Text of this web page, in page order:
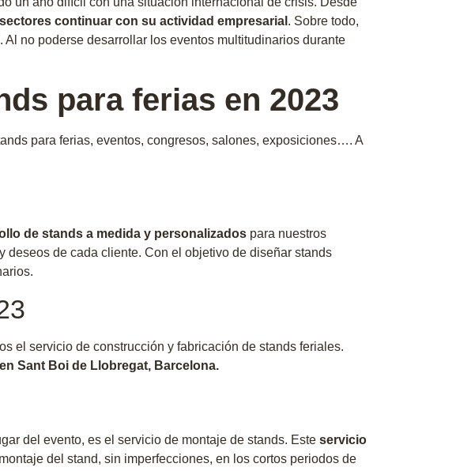
continuar con su actividad empresarial . Sobre todo,
no poderse desarrollar los eventos multitudinarios durante
para ferias en 2023
para ferias, eventos, congresos, salones, exposiciones…. A
de stands a medida y personalizados para nuestros
deseos de cada cliente. Con el objetivo de diseñar stands
el servicio de construcción y fabricación de stands feriales.
Sant Boi de Llobregat, Barcelona.
del evento, es el servicio de montaje de stands. Este servicio
del stand, sin imperfecciones, en los cortos periodos de